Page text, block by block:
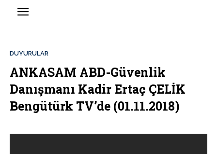
DUYURULAR
ANKASAM ABD-Güvenlik
Danışmanı Kadir Ertaç ÇELİK
Bengütürk TV’de (01.11.2018)